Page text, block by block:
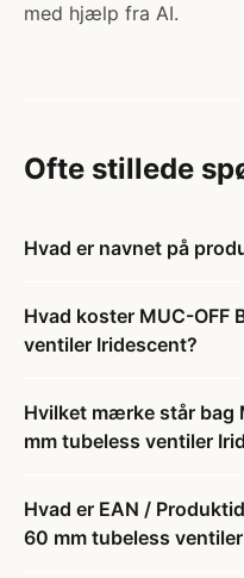
med hjælp fra AI.
Ofte stillede
Hvad er navnet på
Hvad koster MUC-OFF
ventiler Iridescent?
Hvilket mærke står bag
mm tubeless ventiler
Hvad er EAN /
60 mm tubeless